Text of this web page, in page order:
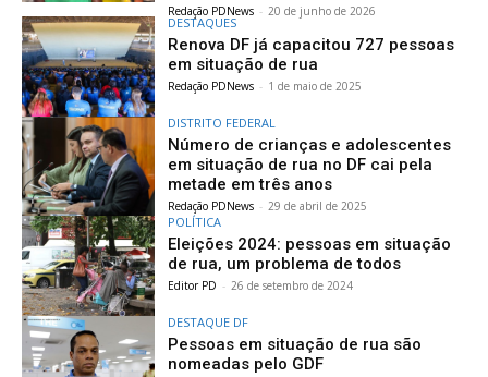
Redação PDNews - 20 de junho de 2026
DESTAQUES
Renova DF já capacitou 727 pessoas
em situação de rua
Redação PDNews - 1 de maio de 2025
DISTRITO FEDERAL
Número de crianças e adolescentes
em situação de rua no DF cai pela
metade em três anos
Redação PDNews - 29 de abril de 2025
POLÍTICA
Eleições 2024: pessoas em situação
de rua, um problema de todos
Editor PD - 26 de setembro de 2024
DESTAQUE DF
Pessoas em situação de rua são
nomeadas pelo GDF